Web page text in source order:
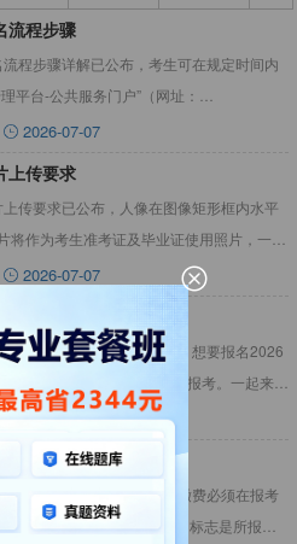
流程步骤
程步骤详解已公布，考生可在规定时间内
平台-公共服务门户”（网址：
考，网
2026-07-07
上传要求
传要求已公布，人像在图像矩形框内水平
作为考生准考证及毕业证使用照片，一经
10月湖南慈利县自
2026-07-07
料（图文详解）
料（图文详解）内容如下，想要报名2026
前准备好所需材料报名、报考。一起来看
材料（图文
2026-07-07
费用多少
用多少一门已公布，网上缴费必须在报考
日的报考。考生报考成功的标志是所报考